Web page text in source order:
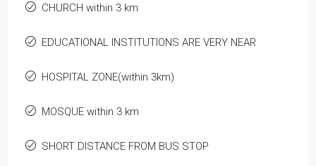
CHURCH within 3 km
EDUCATIONAL INSTITUTIONS ARE VERY NEAR
HOSPITAL ZONE(within 3km)
MOSQUE within 3 km
SHORT DISTANCE FROM BUS STOP